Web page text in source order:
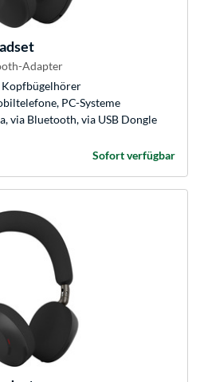
Adapter
PC-Systeme
via Bluetooth, via USB Dongle
Sofort verfügbar